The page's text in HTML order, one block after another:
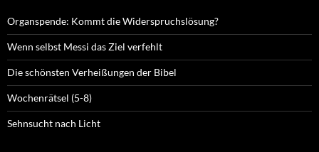
Organspende: Kommt die Widerspruchslösung?
Wenn selbst Messi das Ziel verfehlt
Die schönsten Verheißungen der Bibel
Wochenrätsel (5-8)
Sehnsucht nach Licht